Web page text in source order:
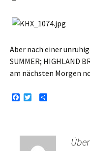
Aber nach einer
SUMMER; HIGHLAND
am nächsten Morgen
o
e
r
n